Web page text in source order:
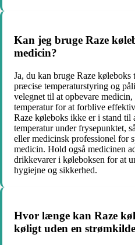
Kan jeg bruge Raze
medicin?
Ja, du kan bruge Raze
præcise temperaturstyring og
velegnet til at opbevare
temperatur for at forblive
Raze køleboks ikke er i stand til
temperatur under frysepunktet,
eller medicinsk professionel for
medicin. Hold også medicinen
drikkevarer i køleboksen for at
hygiejne og sikkerhed.
Hvor længe kan Raze
køligt uden en